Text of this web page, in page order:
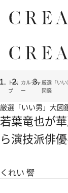
トッ
プ
カルチャ
ー
厳選「い
図鑑
厳選「いい男」大図
若葉竜也が
ら演技派俳
くれい 響